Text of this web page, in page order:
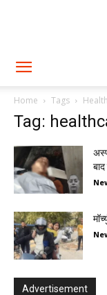
Home Tags
Tag:
Advertisement